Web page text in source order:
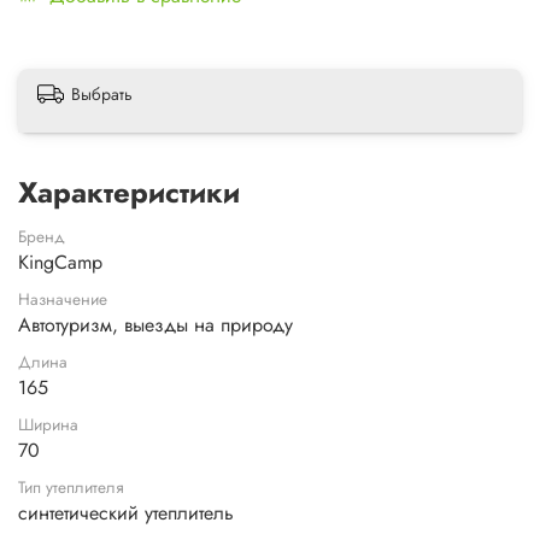
Выбрать
Характеристики
Бренд
KingCamp
Назначение
Автотуризм, выезды на природу
Длина
165
Ширина
70
Тип утеплителя
синтетический утеплитель